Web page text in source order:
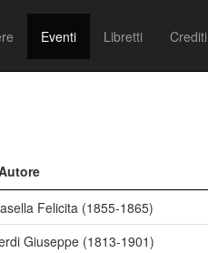
Eventi Libretti Crediti
Felicita (1855-1865)
Giuseppe (1813-1901)